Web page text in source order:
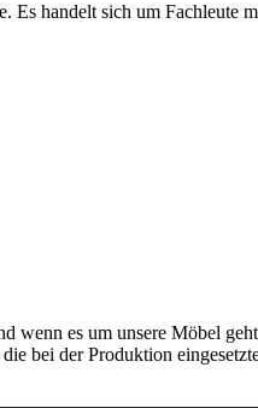
handelt sich um
wenn es um unsere Möbel
bei der Produktion